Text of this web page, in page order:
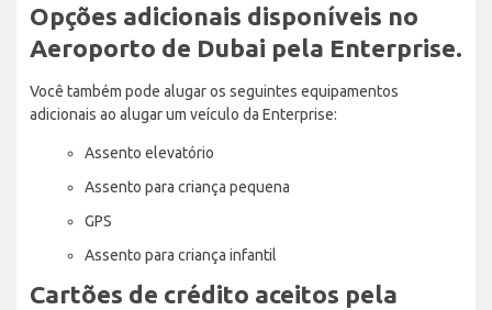
Opções adicionais disponíveis no
Aeroporto de Dubai pela Enterprise.
Você também pode alugar os seguintes equipamentos
adicionais ao alugar um veículo da Enterprise:
Assento elevatório
Assento para criança pequena
GPS
Assento para criança infantil
Cartões de crédito aceitos pela